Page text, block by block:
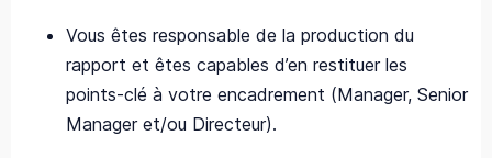
Vous êtes responsable de la production du
rapport et êtes capables d’en restituer les
points-clé à votre encadrement (Manager, Senior
Manager et/ou Directeur).